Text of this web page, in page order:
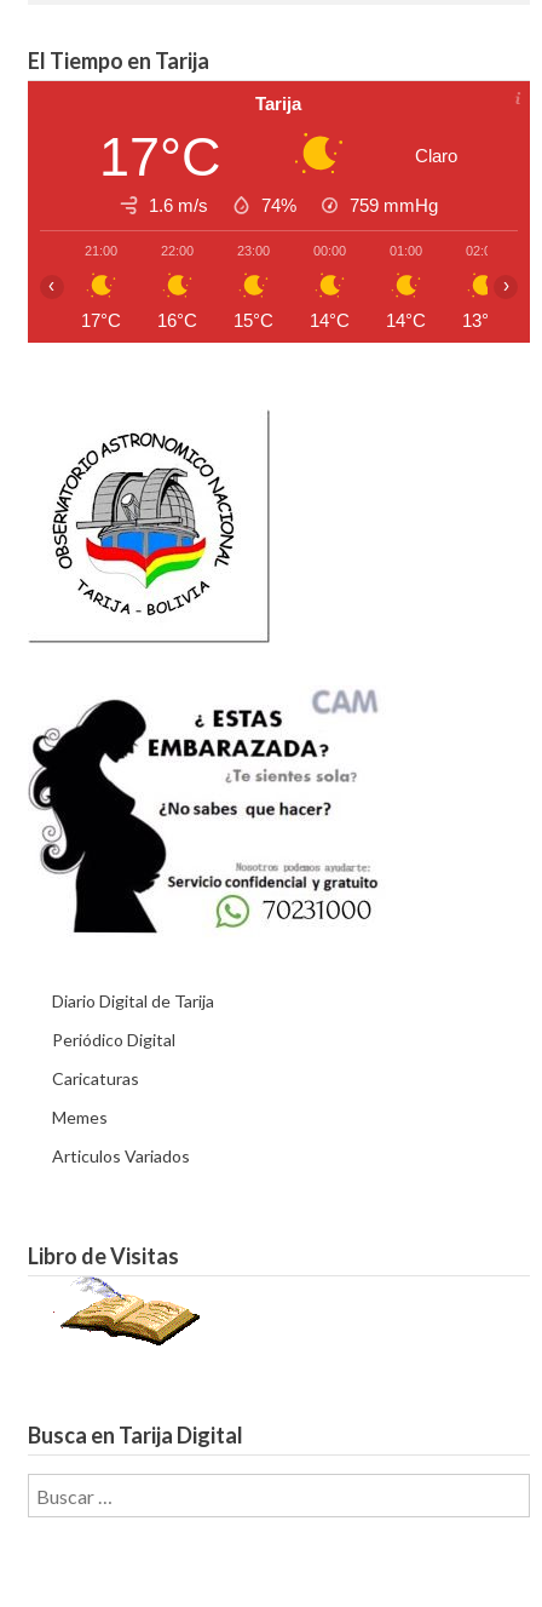
El Tiempo en Tarija
Tarija
17°C Claro
1.6 m/s 74% 759 mmHg
21:00
17°C
22:00
16°C
23:00
15°C
00:00
14°C
01:00
14°C
02:00
13°C
‹ ›
Diario Digital de Tarija
Periódico Digital
Caricaturas
Memes
Articulos Variados
Libro de Visitas
Busca en Tarija Digital
Buscar: